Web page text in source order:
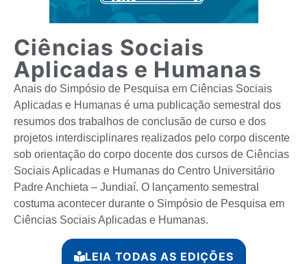
Ciências Sociais
Aplicadas e Humanas
Anais do Simpósio de Pesquisa em Ciências Sociais
Aplicadas e Humanas é uma publicação semestral dos
resumos dos trabalhos de conclusão de curso e dos
projetos interdisciplinares realizados pelo corpo discente
sob orientação do corpo docente dos cursos de Ciências
Sociais Aplicadas e Humanas do Centro Universitário
Padre Anchieta – Jundiaí. O lançamento semestral
costuma acontecer durante o Simpósio de Pesquisa em
Ciências Sociais Aplicadas e Humanas.
LEIA TODAS AS EDIÇÕES